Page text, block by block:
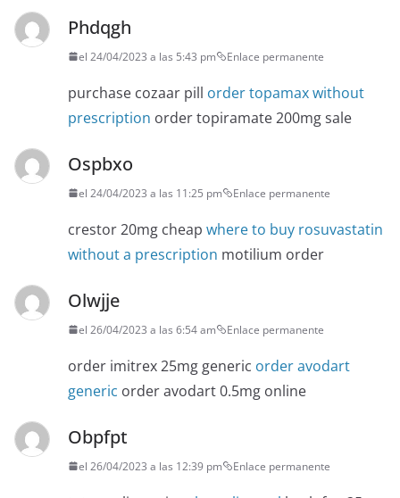
Phdqgh
el 24/04/2023 a las 5:43 pm Enlace permanente
purchase cozaar pill order topamax without
prescription order topiramate 200mg sale
Ospbxo
el 24/04/2023 a las 11:25 pm Enlace permanente
crestor 20mg cheap where to buy rosuvastatin
without a prescription motilium order
Olwjje
el 26/04/2023 a las 6:54 am Enlace permanente
order imitrex 25mg generic order avodart
generic order avodart 0.5mg online
Obpfpt
el 26/04/2023 a las 12:39 pm Enlace permanente